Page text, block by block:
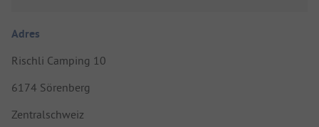
Adres
Rischli Camping 10
6174 Sörenberg
Zentralschweiz